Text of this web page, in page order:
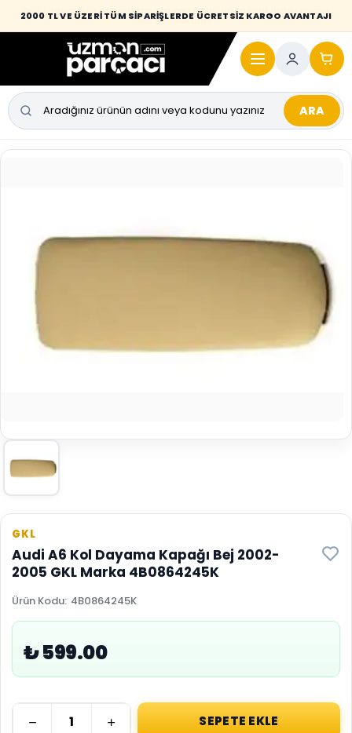
2000 TL VE ÜZERİ TÜM SİPARİŞLERDE ÜCRETSİZ KARGO AVANTAJI
Desi / hacim sınırını aşan kaporta parçalarında taşıma bedeli alıcıya
yansıtılmaktadır.
ARA
GKL
Audi A6 Kol Dayama Kapağı Bej 2002-
2005 GKL Marka 4B0864245K
Ürün Kodu: 4B0864245K
₺ 599.00
SEPETE EKLE